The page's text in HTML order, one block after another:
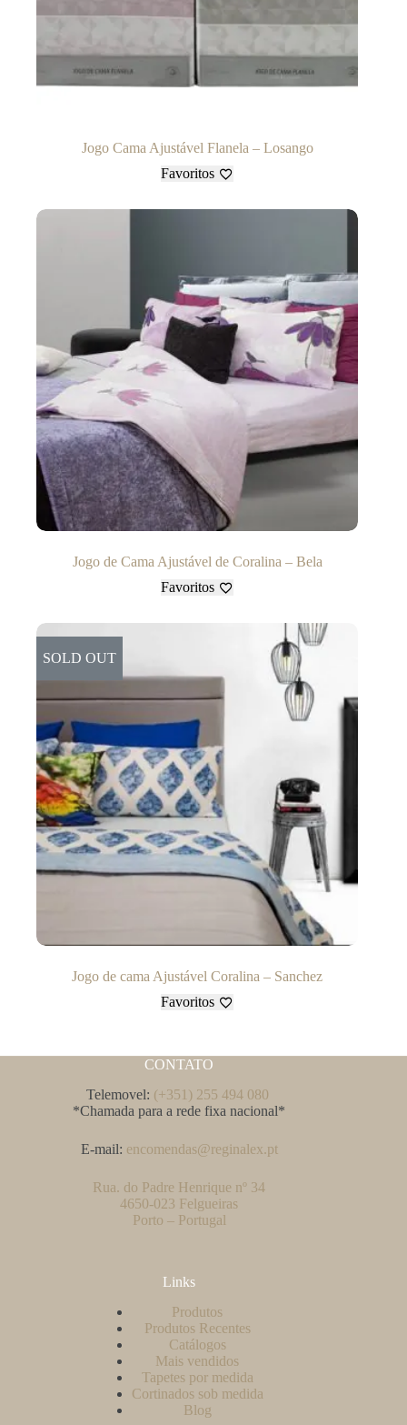
Jogo Cama Ajustável Flanela – Losango
Favoritos
Jogo de Cama Ajustável de Coralina – Bela
Favoritos
SOLD OUT
Jogo de cama Ajustável Coralina – Sanchez
Favoritos
CONTATO
Telemovel: (+351) 255 494 080
*Chamada para a rede fixa nacional*
E-mail: encomendas@reginalex.pt
Rua. do Padre Henrique nº 34
4650-023 Felgueiras
Porto – Portugal
Links
Produtos
Produtos Recentes
Catálogos
Mais vendidos
Tapetes por medida
Cortinados sob medida
Blog